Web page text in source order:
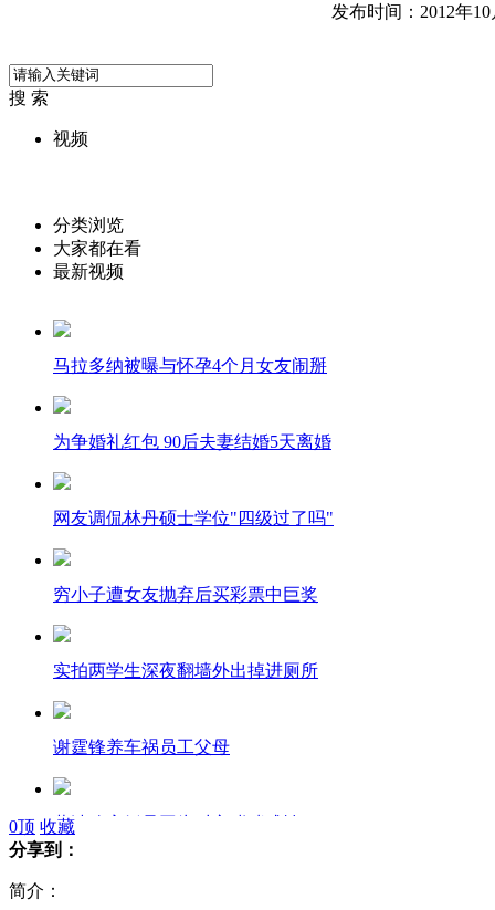
发布时间：2012年10
搜 索
视频
分类浏览
大家都在看
最新视频
马拉多纳被曝与怀孕4个月女友闹掰
为争婚礼红包 90后夫妻结婚5天离婚
网友调侃林丹硕士学位"四级过了吗"
穷小子遭女友抛弃后买彩票中巨奖
实拍两学生深夜翻墙外出掉进厕所
谢霆锋养车祸员工父母
董洁称离婚是因为对方嗜赌成性
初中学生起摩擦斗殴 一人不幸身亡
0顶 收藏
分享到：
简介：